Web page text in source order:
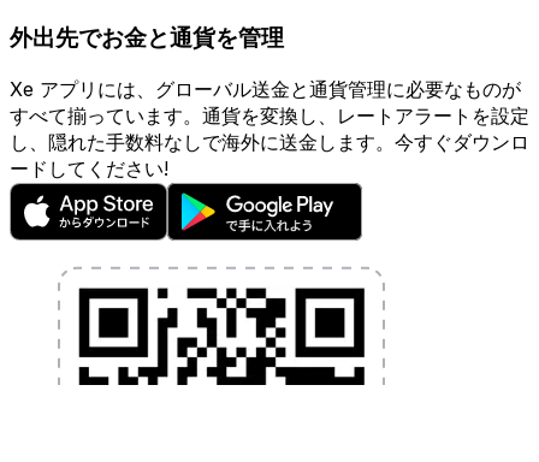
外出先でお金と通貨を管理
Xe アプリには、グローバル送金と通貨管理に必要なものが
すべて揃っています。通貨を変換し、レートアラートを設定
し、隠れた手数料なしで海外に送金します。今すぐダウンロ
ードしてください!